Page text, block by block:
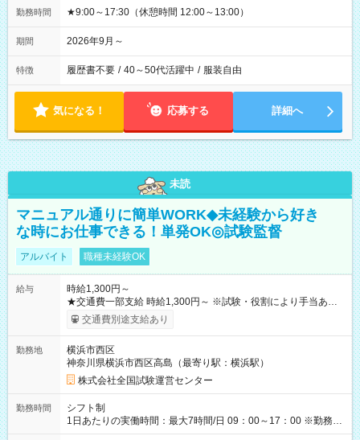
勤務時間 ★9:00～17:30（休憩時間 12:00～13:00）
期間 2026年9月～
特徴 履歴書不要 / 40～50代活躍中 / 服装自由
気になる！ 応募する 詳細へ
未読
マニュアル通りに簡単WORK◆未経験から好き
な時にお仕事できる！単発OK◎試験監督
アルバイト 職種未経験OK
給与
時給1,300円～
★交通費一部支給 時給1,300円～ ※試験・役割により手当あり
※勤務回数により昇給あり 【即給（前払い）オプションあ
り！】 希望される場合、勤務から1週間ほどで給与の一部を受け
例】 ・河合塾模擬試験 8:30～17:30（休憩1時間） 時給1,300円
×8時間＝日収10,400円＋交通費 ※当日の役割により時給＋100
円の場合あり ・国家試験 7:00～13:30（休憩なし） 時給1,300
円（役割手当＋100円）×6時間＝日収8,400円＋交通費 【試用期
間】試用期間なし
交通費別途支給あり
勤務地
横浜市西区
神奈川県横浜市西区高島（最寄り駅：横浜駅）
株式会社全国試験運営センター
勤務時間
シフト制
1日あたりの実働時間：最大7時間/日 09：00～17：00 ※勤務時
間は 試験により異なります。